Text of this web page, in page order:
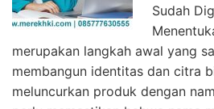
Sudah
merupakan langkah awal yang
membangun identitas dan citra
meluncurkan produk dengan